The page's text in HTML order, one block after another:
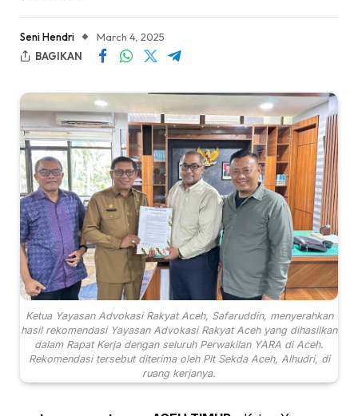
Seni Hendri
March 4, 2025
BAGIKAN
Ketua Yayasan Advokasi Rakyat Aceh, Safaruddin, menyerahkan
hasil rekomendasi Yayasan Advokasi Rakyat Aceh yang dihasilkan
dalam Rapat Kerja dengan seluruh Perwakilan YARA di Aceh.
Rekomendasi tersebut diterima oleh Plt Sekda Aceh, Alhudri, di
ruang kerjanya.